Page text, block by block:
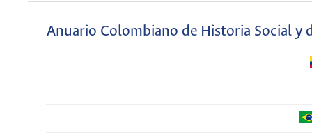
Anuario Colombiano de Historia Social y